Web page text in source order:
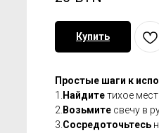
Купить
Простые шаги к
1. Найдитетихое
2. Возьмите свечу в
3.Сосредоточьтесь